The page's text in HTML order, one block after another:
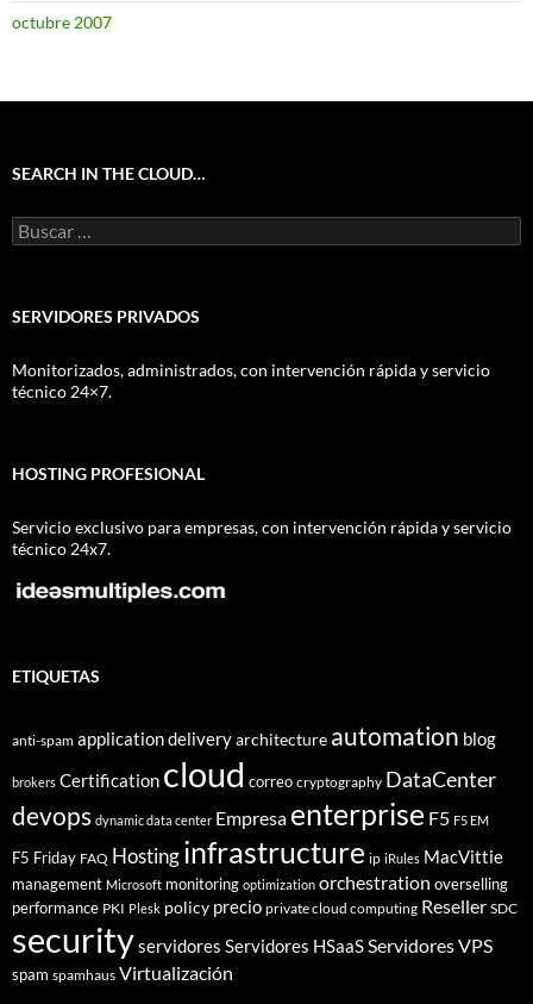
octubre 2007
SEARCH IN THE CLOUD…
Buscar:
SERVIDORES PRIVADOS
Monitorizados, administrados, con intervención rápida y servicio
técnico 24×7.
HOSTING PROFESIONAL
Servicio exclusivo para empresas, con intervención rápida y servicio
técnico 24x7.
ETIQUETAS
anti-spam application deliveryarchitecture automation blog
brokers Certification cloud correo cryptography DataCenter
devops dynamic data center Empresa enterprise F5 F5 EM
F5 Friday FAQ Hostinginfrastructure ip iRules MacVittie
management Microsoft monitoring optimization orchestration overselling
performance PKI Plesk policy precio private cloud computing Reseller SDC
securityservidores Servidores HSaaSServidores VPS
spam spamhaus Virtualización